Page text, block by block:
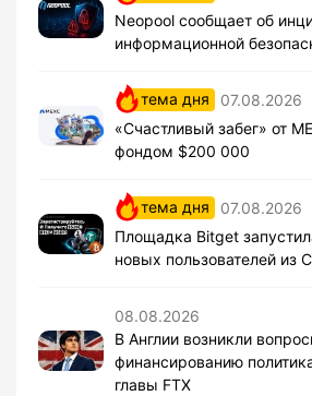
Neopool сообщает об
информационной
тема дня
07.08.2026
«Счастливый забег» от
фондом $200 000
тема дня
07.08.2026
Площадка Bitget
новых пользователей из
08.08.2026
В Англии возникли
финансированию
главы FTX